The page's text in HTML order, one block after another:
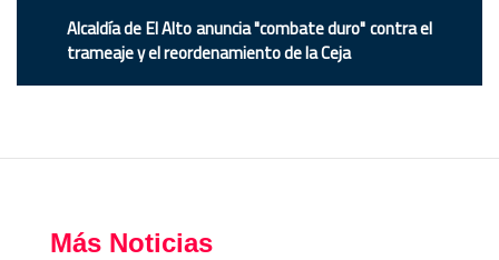
Alcaldía de El Alto anuncia "combate duro" contra el
trameaje y el reordenamiento de la Ceja
Más Noticias